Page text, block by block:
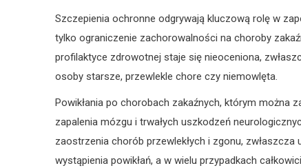
Szczepienia ochronne odgrywają kluczową rolę w
tylko ograniczenie zachorowalności na choroby
profilaktyce zdrowotnej staje się nieoceniona,
osoby starsze, przewlekle chore czy niemowlęta.
Powikłania po chorobach zakaźnych, którym można
zapalenia mózgu i trwałych uszkodzeń
zaostrzenia chorób przewlekłych i zgonu,
wystąpienia powikłań, a w wielu przypadkach